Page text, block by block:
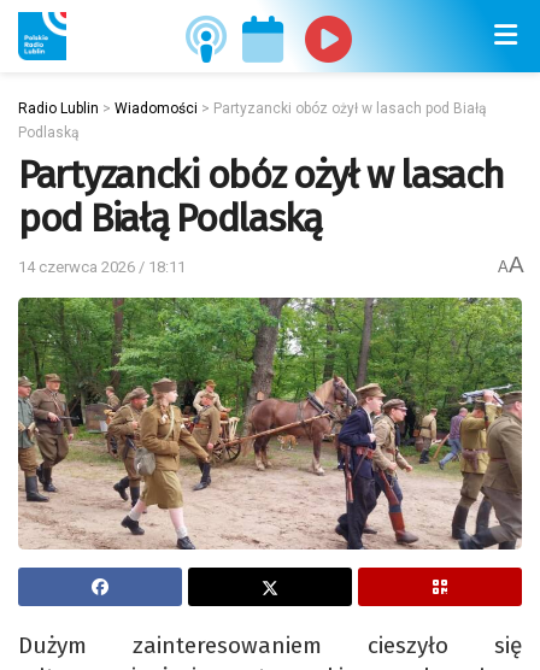
Radio Lublin > Wiadomości > Partyzancki obóz ożył w lasach pod Białą
Podlaską
Partyzancki obóz ożył w lasach
pod Białą Podlaską
14 czerwca 2026 / 18:11 AA
Dużym zainteresowaniem cieszyło się